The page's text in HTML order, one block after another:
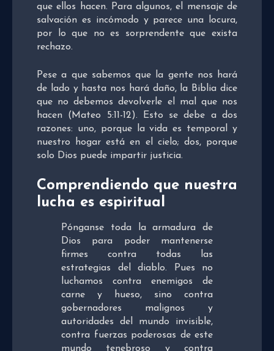
que ellos hacen. Para algunos, el mensaje de
salvación es incómodo y parece una locura,
por lo que no es sorprendente que exista
rechazo.
Pese a que sabemos que la gente nos hará
de lado y hasta nos hará daño, la Biblia dice
que no debemos devolverle el mal que nos
hacen (Mateo 5:11-12). Esto se debe a dos
razones: uno, porque la vida es temporal y
nuestro hogar está en el cielo; dos, porque
solo Dios puede impartir justicia.
Comprendiendo que nuestra
lucha es espiritual
Pónganse toda la armadura de
Dios para poder mantenerse
firmes contra todas las
estrategias del diablo. Pues no
luchamos contra enemigos de
carne y hueso, sino contra
gobernadores malignos y
autoridades del mundo invisible,
contra fuerzas poderosas de este
mundo tenebroso y contra